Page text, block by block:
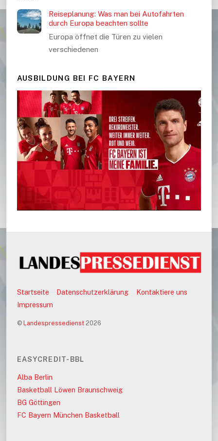
Reiseplanung: Was man bei Autofahrten
durch Europa beachten sollte
Europa öffnet die Türen zu vielen
verschiedenen
AUSBILDUNG BEI FC BAYERN
Startseite Datenschutzerklärung
Kontaktiere uns
Impressum
© Landespressedienst2026
EASYCREDIT-BBL
Alba Berlin
Basketball Löwen Braunschweig
BG Göttingen
FC Bayern München Basketball